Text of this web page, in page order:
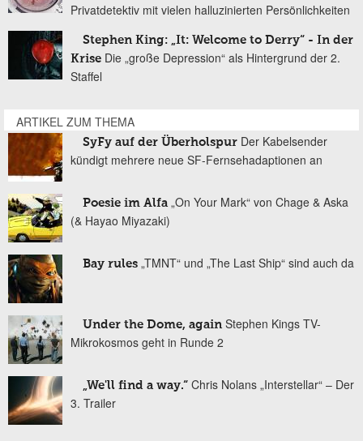
Privatdetektiv mit vielen halluzinierten Persönlichkeiten
Stephen King: „It: Welcome to Derry“ - In der
Krise Die „große Depression“ als Hintergrund der 2.
Staffel
ARTIKEL ZUM THEMA
SyFy auf der Überholspur Der Kabelsender
kündigt mehrere neue SF-Fernsehadaptionen an
Poesie im Alfa „On Your Mark“ von Chage & Aska
(& Hayao Miyazaki)
Bay rules „TMNT“ und „The Last Ship“ sind auch da
Under the Dome, again Stephen Kings TV-
Mikrokosmos geht in Runde 2
„We'll find a way.“ Chris Nolans „Interstellar“ – Der
3. Trailer